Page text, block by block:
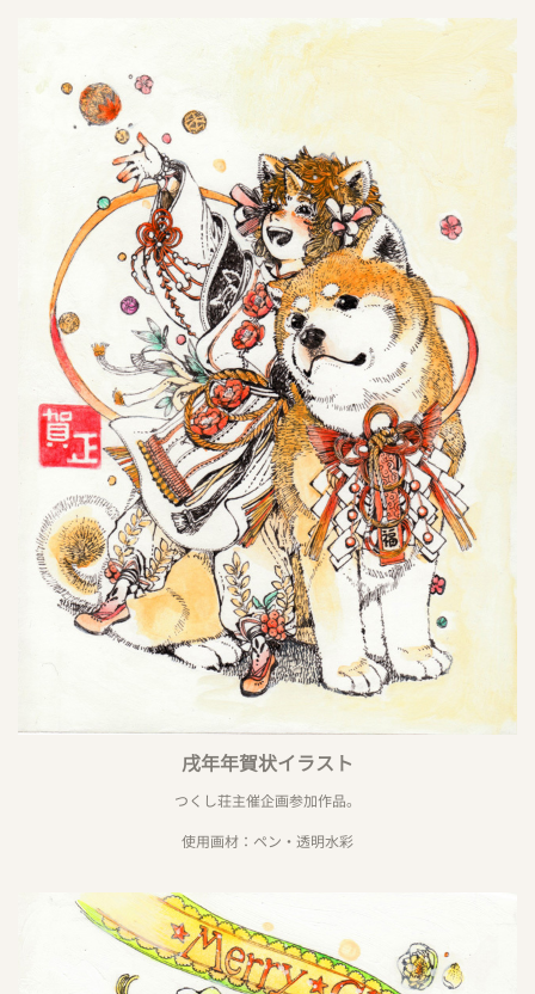
戌年年賀状イラスト
つくし荘主催企画参加作品。
使用画材：ペン・透明水彩